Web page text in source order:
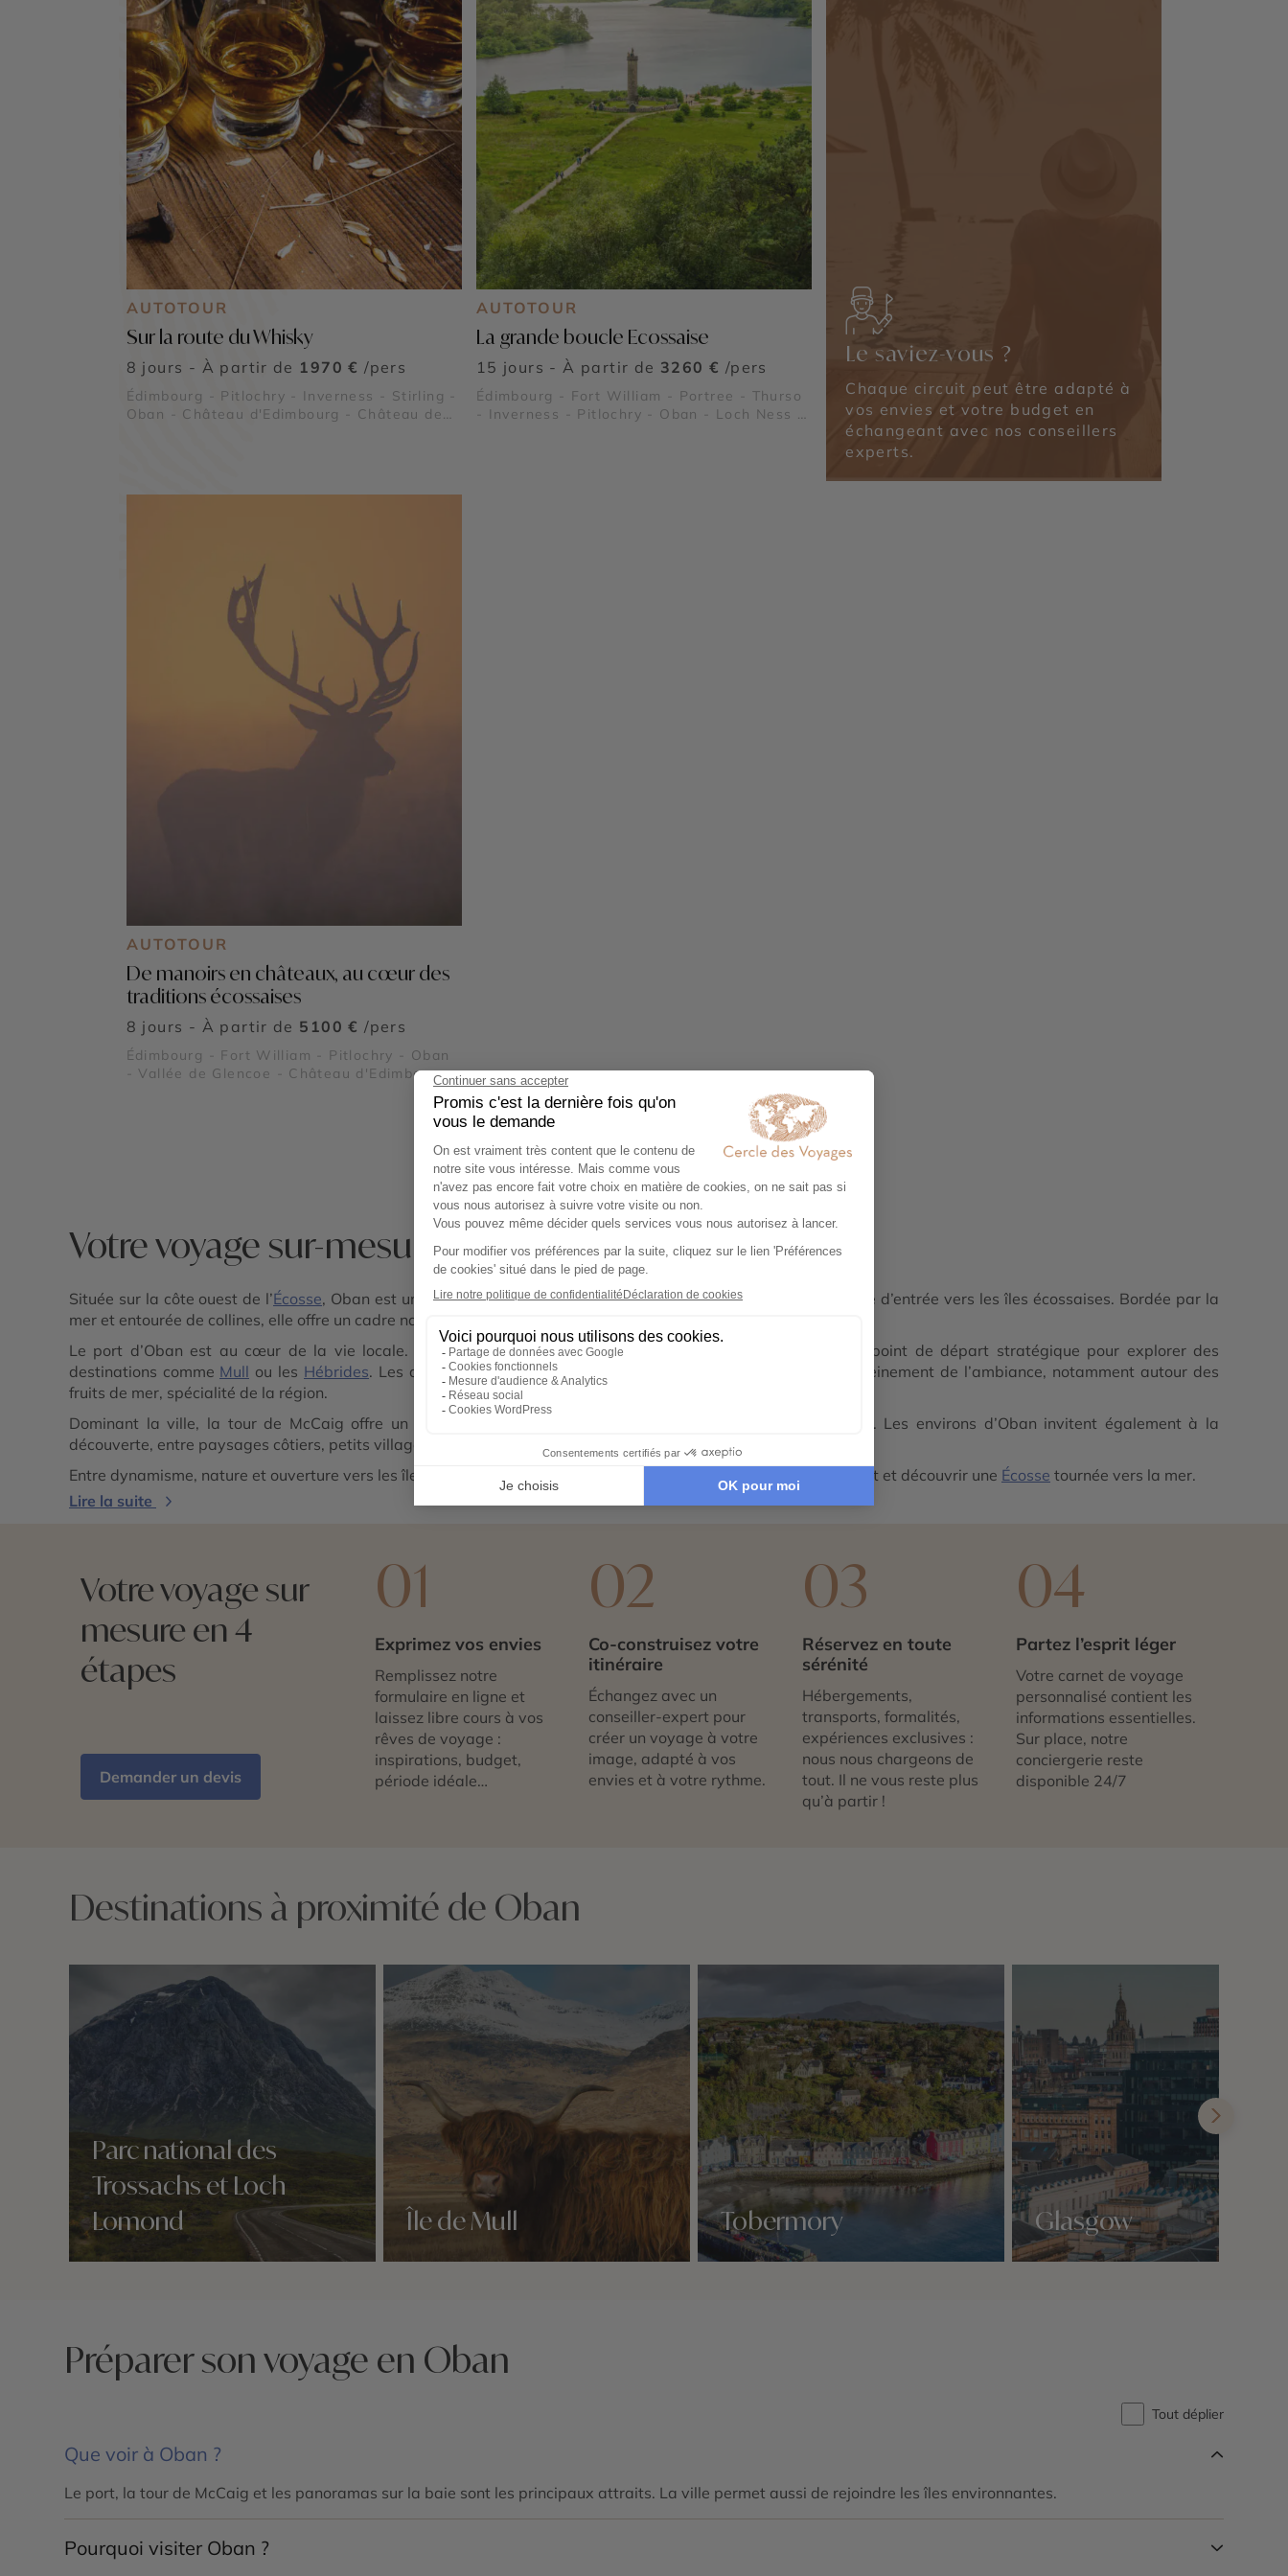
AUTOTOUR
Sur la route du Whisky
8 jours - À partir de 1970 € /pers
Édimbourg - Pitlochry - Inverness - Stirling -
Oban - Château d'Edimbourg - Château de
AUTOTOUR
La grande boucle Ecossaise
15 jours - À partir de 3260 € /pers
Édimbourg - Fort William - Portree - Thurso
- Inverness - Pitlochry - Oban - Loch Ness -
Le saviez-vous ?
Chaque circuit peut être adapté à
vos envies et votre budget en
échangeant avec nos conseillers
experts.
AUTOTOUR
De manoirs en châteaux, au cœur des
traditions écossaises
8 jours - À partir de 5100 € /pers
Édimbourg - Fort William - Pitlochry - Oban
- Vallée de Glencoe - Château d'Edimbourg -
Château de Stirling - Viaduc de Glenfinnan -
Cairngorms - Parc national des Trossachs et
Loch Lomond - Château de Balmoral - Loch
Voir tous nos voyages Ecosse
Votre voyage sur-mesure en Oban
Située sur la côte ouest de l’Écosse, Oban est une charmante ville portuaire souvent considérée comme la porte d’entrée vers les îles écossaises. Bordée par la
mer et entourée de collines, elle offre un cadre naturel agréable et une atmosphère maritime authentique.
Le port d’Oban est au cœur de la vie locale. Animé par les ferries reliant les îles voisines, il constitue un point de départ stratégique pour explorer des
destinations comme Mull ou les Hébrides. Les quais, les restaurants et les marchés permettent de profiter pleinement de l’ambiance, notamment autour des
fruits de mer, spécialité de la région.
Dominant la ville, la tour de McCaig offre un panorama spectaculaire sur la baie et les îles environnantes. Les environs d’Oban invitent également à la
découverte, entre paysages côtiers, petits villages et sites historiques.
Entre dynamisme, nature et ouverture vers les îles, Oban est une étape incontournable pour explorer la côte ouest et découvrir une Écosse tournée vers la mer.
Lire la suite
Votre voyage sur
mesure en 4
étapes
Demander un devis
01
Exprimez vos envies
Remplissez notre
formulaire en ligne et
laissez libre cours à vos
rêves de voyage :
inspirations, budget,
période idéale…
02
Co-construisez votre
itinéraire
Échangez avec un
conseiller-expert pour
créer un voyage à votre
image, adapté à vos
envies et à votre rythme.
03
Réservez en toute
sérénité
Hébergements,
transports, formalités,
expériences exclusives :
nous nous chargeons de
tout. Il ne vous reste plus
qu’à partir !
04
Partez l’esprit léger
Votre carnet de voyage
personnalisé contient les
informations essentielles.
Sur place, notre
conciergerie reste
disponible 24/7
Destinations à proximité de Oban
Parc national des
Trossachs et Loch
Lomond
Île de Mull Tobermory Glasgow
Préparer son voyage en Oban
Tout déplier
Que voir à Oban ?
Le port, la tour de McCaig et les panoramas sur la baie sont les principaux attraits. La ville permet aussi de rejoindre les îles environnantes.
Pourquoi visiter Oban ?